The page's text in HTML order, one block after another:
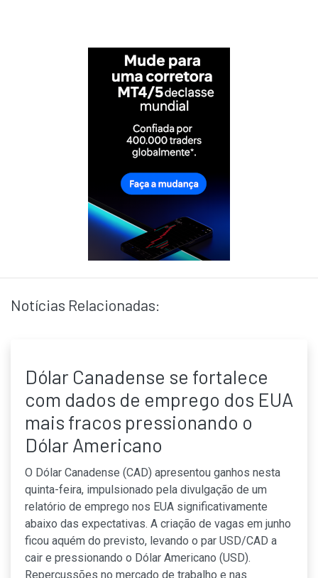
Notícias Relacionadas:
Dólar Canadense se fortalece
com dados de emprego dos EUA
mais fracos pressionando o
Dólar Americano
O Dólar Canadense (CAD) apresentou ganhos nesta
quinta-feira, impulsionado pela divulgação de um
relatório de emprego nos EUA significativamente
abaixo das expectativas. A criação de vagas em junho
ficou aquém do previsto, levando o par USD/CAD a
cair e pressionando o Dólar Americano (USD).
Repercussões no mercado de trabalho e nas